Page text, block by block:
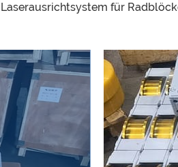
Laserausrichtsystem für